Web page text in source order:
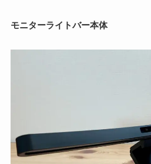
モニターライトバー本体